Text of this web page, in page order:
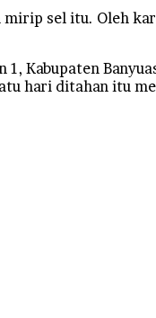
sel itu. Oleh
1, Kabupaten
hari ditahan itu